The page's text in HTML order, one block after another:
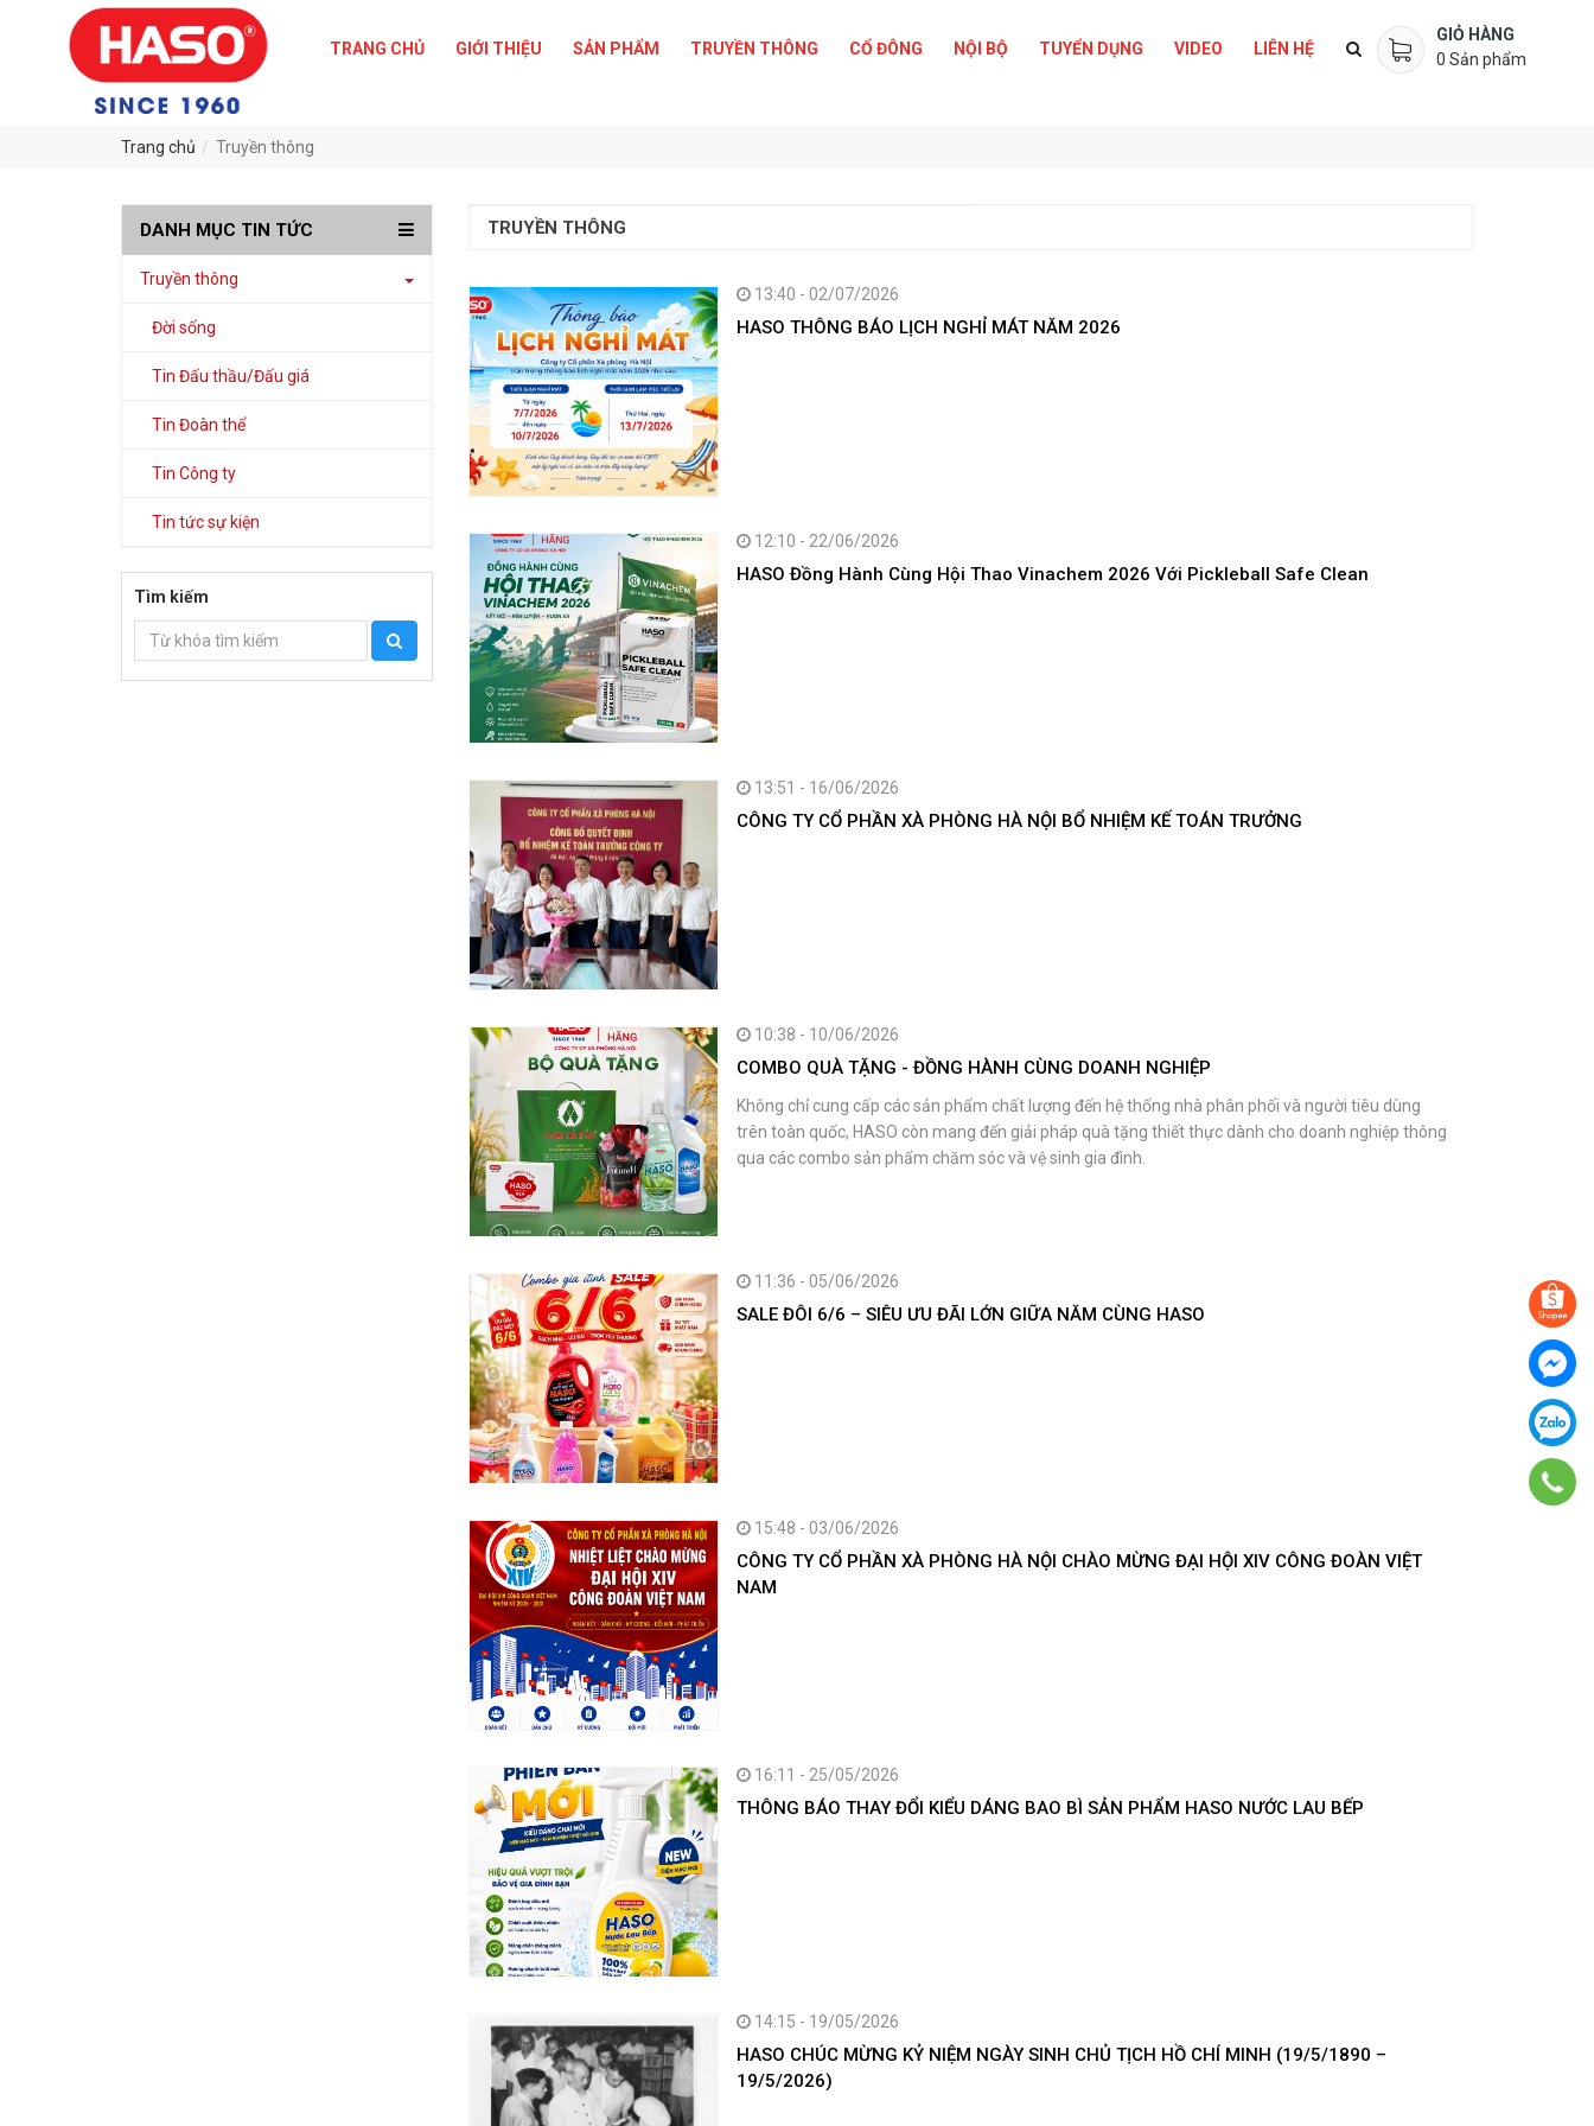
GIỎ HÀNG
0 Sản phẩm
TRANG CHỦ GIỚI THIỆU SẢN PHẨM TRUYỀN THÔNG CỔ ĐÔNG NỘI BỘ TUYỂN DỤNG VIDEO LIÊN HỆ
Trang chủ Truyền thông
DANH MỤC TIN TỨC
Truyền thông
Đời sống
Tin Đấu thầu/Đấu giá
Tin Đoàn thể
Tin Công ty
Tin tức sự kiện
Tìm kiếm
TRUYỀN THÔNG
13:40 - 02/07/2026
HASO THÔNG BÁO LỊCH NGHỈ MÁT NĂM 2026
12:10 - 22/06/2026
HASO Đồng Hành Cùng Hội Thao Vinachem 2026 Với Pickleball Safe Clean
13:51 - 16/06/2026
CÔNG TY CỔ PHẦN XÀ PHÒNG HÀ NỘI BỔ NHIỆM KẾ TOÁN TRƯỞNG
10:38 - 10/06/2026
COMBO QUÀ TẶNG - ĐỒNG HÀNH CÙNG DOANH NGHIỆP
Không chỉ cung cấp các sản phẩm chất lượng đến hệ thống nhà phân phối và người tiêu dùng
trên toàn quốc, HASO còn mang đến giải pháp quà tặng thiết thực dành cho doanh nghiệp thông
qua các combo sản phẩm chăm sóc và vệ sinh gia đình.
11:36 - 05/06/2026
SALE ĐÔI 6/6 – SIÊU ƯU ĐÃI LỚN GIỮA NĂM CÙNG HASO
15:48 - 03/06/2026
CÔNG TY CỔ PHẦN XÀ PHÒNG HÀ NỘI CHÀO MỪNG ĐẠI HỘI XIV CÔNG ĐOÀN VIỆT
NAM
16:11 - 25/05/2026
THÔNG BÁO THAY ĐỔI KIỂU DÁNG BAO BÌ SẢN PHẨM HASO NƯỚC LAU BẾP
14:15 - 19/05/2026
HASO CHÚC MỪNG KỶ NIỆM NGÀY SINH CHỦ TỊCH HỒ CHÍ MINH (19/5/1890 –
19/5/2026)